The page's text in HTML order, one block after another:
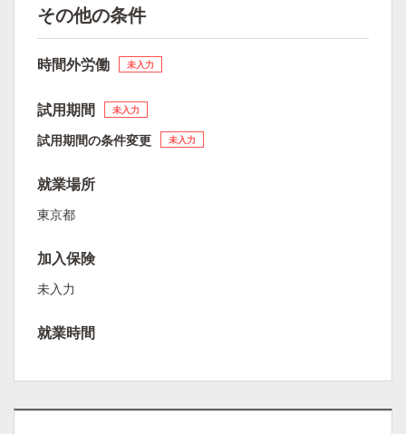
その他の条件
時間外労働 未入力
試用期間 未入力
試用期間の条件変更 未入力
就業場所
東京都
加入保険
未入力
就業時間